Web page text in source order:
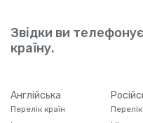
Звідки ви
країну.
Англійська
Перелік країн Перелік